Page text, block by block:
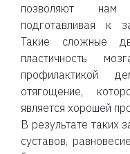
позволяют нам
подготавливая к
Такие сложные
пластичность
профилактикой
отягощение,
является хорошей
В результате таких
суставов,